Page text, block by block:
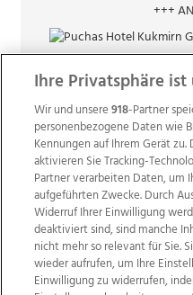
+++
Ihre Privatsphäre
Wir und unsere918-Partner
personenbezogene Daten wie
Kennungen auf Ihrem Gerät
aktivieren Sie Tracking-
Partner verarbeiten Daten, um
aufgeführten Zwecke. Durch
Widerruf Ihrer Einwilligung
deaktiviert sind, sind manche
nicht mehr so relevant für Sie.
wieder aufrufen, um Ihre
Einwilligung zu widerrufen,